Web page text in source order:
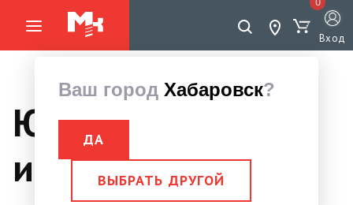
Ваш город Хабаровск?
ДА
ВЫБРАТЬ ДРУГОЙ
Вход
Юридическая
информация